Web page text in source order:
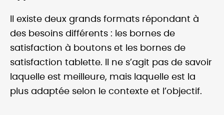
Il existe deux grands formats répondant à
des besoins différents : les bornes de
satisfaction à boutons et les bornes de
satisfaction tablette. Il ne s’agit pas de savoir
laquelle est meilleure, mais laquelle est la
plus adaptée selon le contexte et l’objectif.